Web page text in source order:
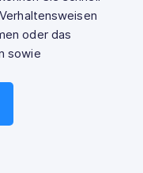
oder das
sowie